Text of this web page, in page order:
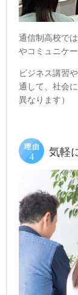
通信制高校で
やコミュニケ
ビジネス講習
通して、社会
異なります）
気軽